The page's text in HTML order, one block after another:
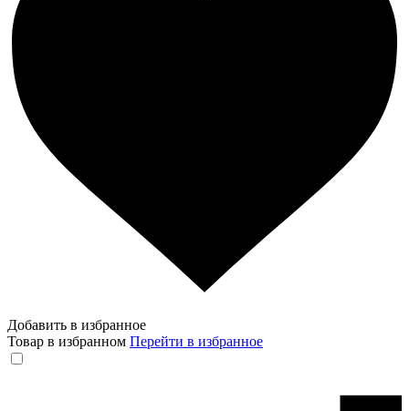
Добавить в избранное
Товар в избранном Перейти в избранное